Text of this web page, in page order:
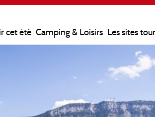
cet été Camping & Loisirs Les sites